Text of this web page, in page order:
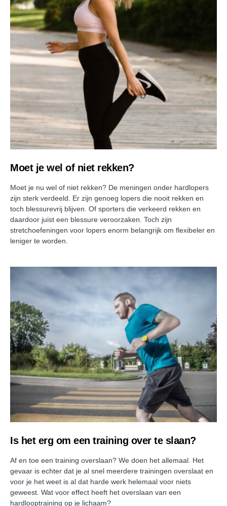
Moet je wel of niet rekken?
Moet je nu wel of niet rekken? De meningen onder hardlopers
zijn sterk verdeeld. Er zijn genoeg lopers die nooit rekken en
toch blessurevrij blijven. Of sporters die verkeerd rekken en
daardoor juist een blessure veroorzaken. Toch zijn
stretchoefeningen voor lopers enorm belangrijk om flexibeler en
leniger te worden.
Is het erg om een training over te slaan?
Af en toe een training overslaan? We doen het allemaal. Het
gevaar is echter dat je al snel meerdere trainingen overslaat en
voor je het weet is al dat harde werk helemaal voor niets
geweest. Wat voor effect heeft het overslaan van een
hardlooptraining op je lichaam?